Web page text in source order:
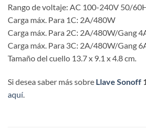
Rango de voltaje: AC 100-240V 50/
Carga máx. Para 1C: 2A/480W
Carga máx. Para 2C: 2A/480W/Gang
Carga máx. Para 3C: 2A/480W/Gang
Tamaño del cuello 13.7 x 9.1 x 4.8 cm.
Si desea saber más sobre Llave Sonoff
aquí.